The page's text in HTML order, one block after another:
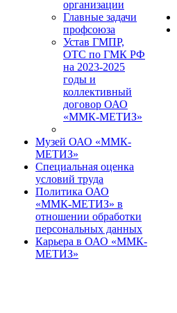
организации
Главные задачи
профсоюза
Устав ГМПР,
ОТС по ГМК РФ
на 2023-2025
годы и
коллективный
договор ОАО
«ММК-МЕТИЗ»
Музей ОАО «ММК-
МЕТИЗ»
Специальная оценка
условий труда
Политика ОАО
«ММК-МЕТИЗ» в
отношении обработки
персональных данных
Карьера в ОАО «ММК-
МЕТИЗ»